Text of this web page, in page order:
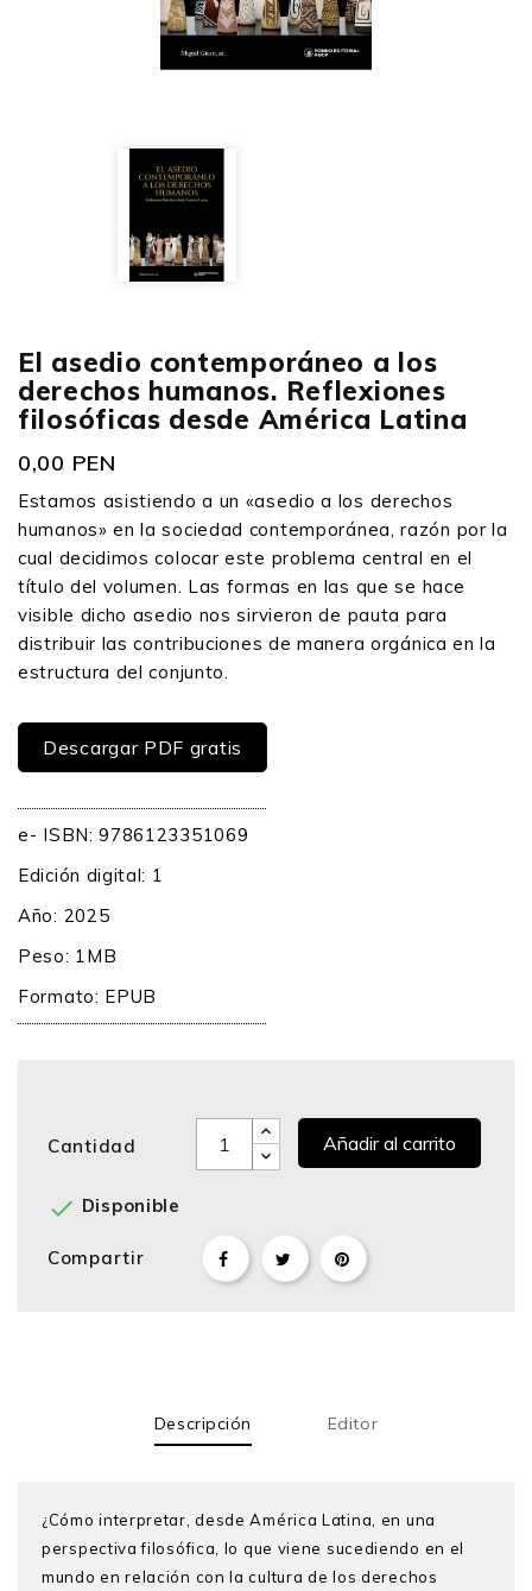
El asedio contemporáneo a los
derechos humanos. Reflexiones
filosóficas desde América Latina
0,00 PEN
Estamos asistiendo a un «asedio a los derechos
humanos» en la sociedad contemporánea, razón por la
cual decidimos colocar este problema central en el
título del volumen. Las formas en las que se hace
visible dicho asedio nos sirvieron de pauta para
distribuir las contribuciones de manera orgánica en la
estructura del conjunto.
Descargar PDF gratis
e- ISBN: 9786123351069
Edición digital: 1
Año: 2025
Peso: 1MB
Formato: EPUB
Cantidad Añadir al carrito
 Disponible
Compartir
Descripción Editor
¿Cómo interpretar, desde América Latina, en una
perspectiva filosófica, lo que viene sucediendo en el
mundo en relación con la cultura de los derechos